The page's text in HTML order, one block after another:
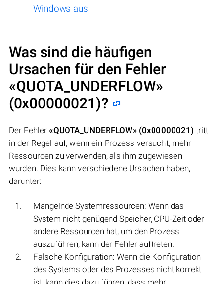
Windows aus
Was sind die häufigen
Ursachen für den Fehler
«QUOTA_UNDERFLOW»
(0x00000021)?
Der Fehler«QUOTA_UNDERFLOW» (0x00000021) tritt
in der Regel auf, wenn ein Prozess versucht, mehr
Ressourcen zu verwenden, als ihm zugewiesen
wurden. Dies kann verschiedene Ursachen haben,
darunter:
Mangelnde Systemressourcen: Wenn das
System nicht genügend Speicher, CPU-Zeit oder
andere Ressourcen hat, um den Prozess
auszuführen, kann der Fehler auftreten.
Falsche Konfiguration: Wenn die Konfiguration
des Systems oder des Prozesses nicht korrekt
ist, kann dies dazu führen, dass mehr